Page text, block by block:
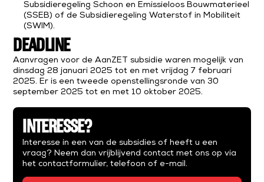
Subsidieregeling Schoon en Emissieloos Bouwmaterieel
(SSEB) of de Subsidieregeling Waterstof in Mobiliteit
(SWIM).
DEADLINE
Aanvragen voor de AanZET subsidie waren mogelijk van
dinsdag 28 januari 2025 tot en met vrijdag 7 februari
2025. Er is een tweede openstellingsronde van 30
september 2025 tot en met 10 oktober 2025.
INTERESSE?
Interesse in een van de subsidies of heeft u een
vraag? Neem dan vrijblijvend contact met ons op via
het contactformulier, telefoon of e-mail.